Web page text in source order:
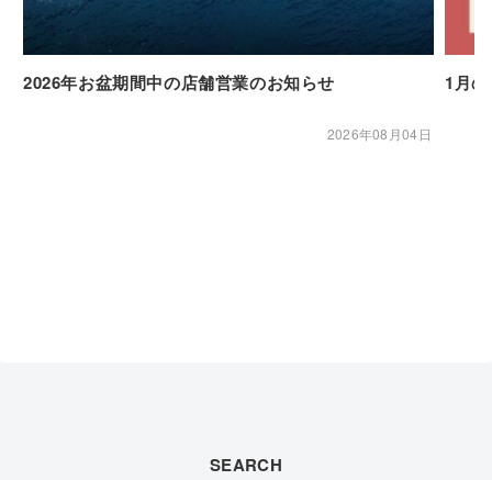
2026年お盆期間中の店舗営業のお知らせ
2026年08月04日
1月
SEARCH